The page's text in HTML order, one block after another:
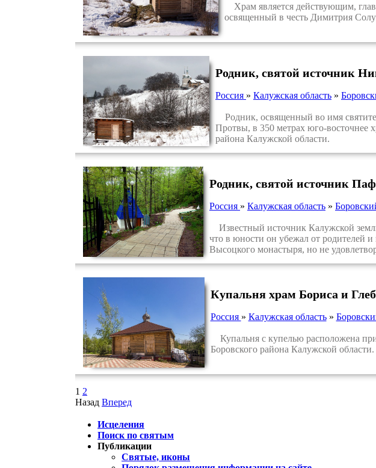
Храм является действующим,
освященный в честь Димитрия
Родник, святой источник
Россия » Калужская область »
Родник, освященный во имя
Протвы, в 350 метрах юго-восточнее
района Калужской области.
Родник, святой источник
Россия » Калужская область »
Известный источник Калужской
что в юности он убежал от родителей
Высоцкого монастыря, но не
Купальня храм Бориса и
Россия » Калужская область»
Купальня с купелью расположена
Боровского района Калужской области.
1 2
Назад Вперед
Исцеления
Поиск по святым
Публикации
Святые, иконы